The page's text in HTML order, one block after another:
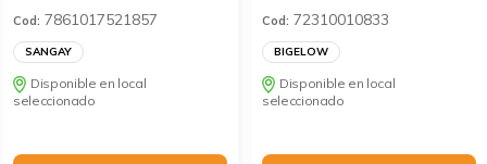
Cod: 7861017521857
SANGAY
Disponible en local
seleccionado
Cod: 72310010833
BIGELOW
Disponible en local
seleccionado